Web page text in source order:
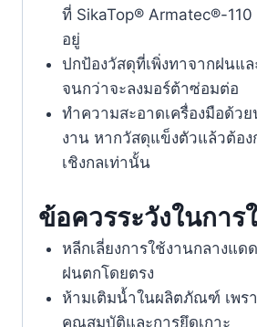
ที่ SikaTop® Armatec®-110
อยู่
ปกป้องวัสดุที่เพิ่งทาจากฝนแ
จนกว่าจะลงมอร์ต้าซ่อมต่อ
ทำความสะอาดเครื่องมือด้ว
งาน หากวัสดุแข็งตัวแล้วต้อ
เชิงกลเท่านั้น
ข้อควรระวังในการ
หลีกเลี่ยงการใช้งานกลางแด
ฝนตกโดยตรง
ห้ามเติมน้ำในผลิตภัณฑ์ เพร
คุณสมบัติและการยึดเกาะ